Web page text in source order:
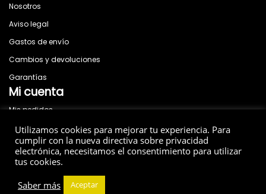
Nosotros
Aviso legal
Gastos de envío
Cambios y devoluciones
Garantías
Mi cuenta
Mis pedidos
News
Social
Utilizamos cookies para mejorar tu experiencia. Para
cumplir con la nueva directiva sobre privacidad
electrónica, necesitamos el consentimiento para utilizar
tus cookies.
Saber más
Aceptar